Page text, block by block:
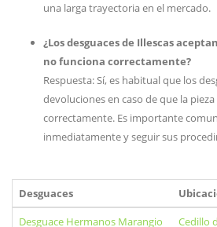
una larga trayectoria en el mercado.
¿Los desguaces de Illescas
no funciona correctamente?
Respuesta: Sí, es habitual que los
devoluciones en caso de que la
correctamente. Es importante
inmediatamente y seguir sus
Desguaces
Desguace Hermanos Marangio
Cedillo